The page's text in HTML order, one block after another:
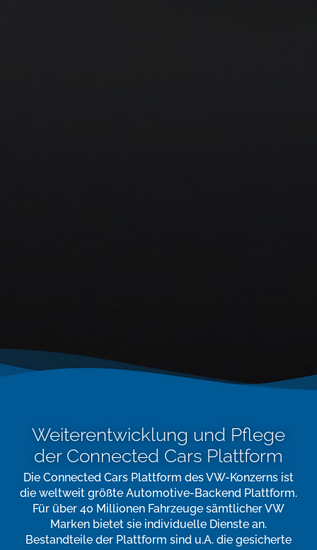
Weiterentwicklung und Pflege
der Connected Cars Plattform
Die Connected Cars Plattform des VW-Konzerns ist
die weltweit größte Automotive-Backend Plattform.
Für über 40 Millionen Fahrzeuge sämtlicher VW
Marken bietet sie individuelle Dienste an.
Bestandteile der Plattform sind u.A. die gesicherte